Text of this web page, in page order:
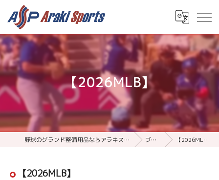
【2026MLB】
野球のグランド整備用品ならアラキスポーツ ブログ 【2026MLB】
【2026MLB】